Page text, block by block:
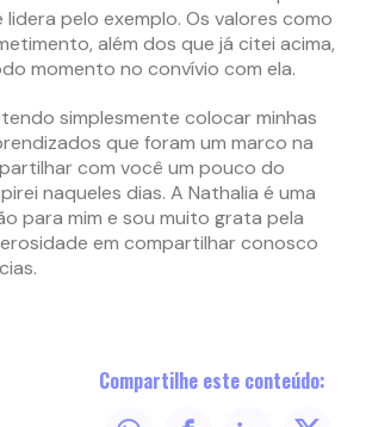
pelo exemplo. Os valores como
além dos que já citei acima,
momento no convívio com ela.
simplesmente colocar minhas
que foram um marco na
com você um pouco do
naqueles dias. A Nathalia é uma
para mim e sou muito grata pela
em compartilhar conosco
Compartilhe este conteúdo: